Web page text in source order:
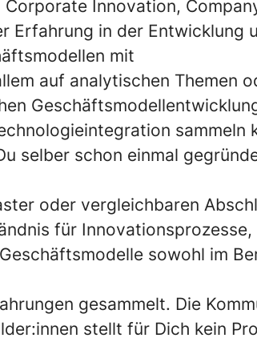
Innovation,
Erfahrung in der Entwicklung
mit
auf analytischen Themen
sammeln
selber schon einmal
oder vergleichbaren
für Innovationsprozesse,
sowohl im
gesammelt. Die
stellt für Dich kein